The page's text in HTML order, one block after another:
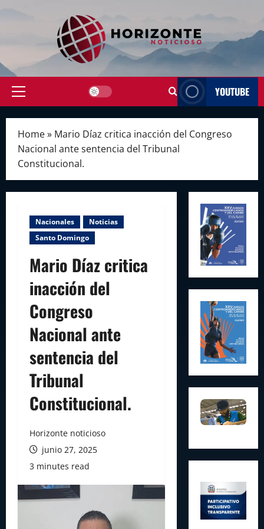
Primary
YOUTUBE
Home» Mario Díaz critica inacción del Congreso
Nacional ante sentencia del Tribunal
Constitucional.
Nacionales
Noticias
Santo Domingo
Mario Díaz critica
inacción del
Congreso
Nacional ante
sentencia del
Tribunal
Constitucional.
Horizonte noticioso
junio 27, 2025
3 minutes read